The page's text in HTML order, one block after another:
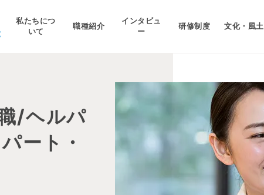
私たちにつ
いて
職種紹介
インタビュ
ー
研修制度 文化・風土
/ヘルパ
ート・